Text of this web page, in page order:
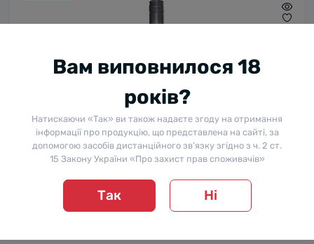
Вам виповнилося 18
років?
Натискаючи «Так» ви також надаєте згоду на отримання
інформації про продукцію, що представлена на сайті, за
допомогою засобів дистанційного зв’язку згідно з ч. 2 ст.
15 Закону України «Про захист прав споживачів»
Так Ні